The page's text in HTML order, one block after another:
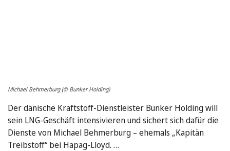
Michael Behmerburg (© Bunker Holding)
Der dänische Kraftstoff-Dienstleister Bunker Holding will
sein LNG-Geschäft intensivieren und sichert sich dafür die
Dienste von Michael Behmerburg – ehemals „Kapitän
Treibstoff“ bei Hapag-Lloyd. …